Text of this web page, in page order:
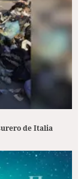
de Italia